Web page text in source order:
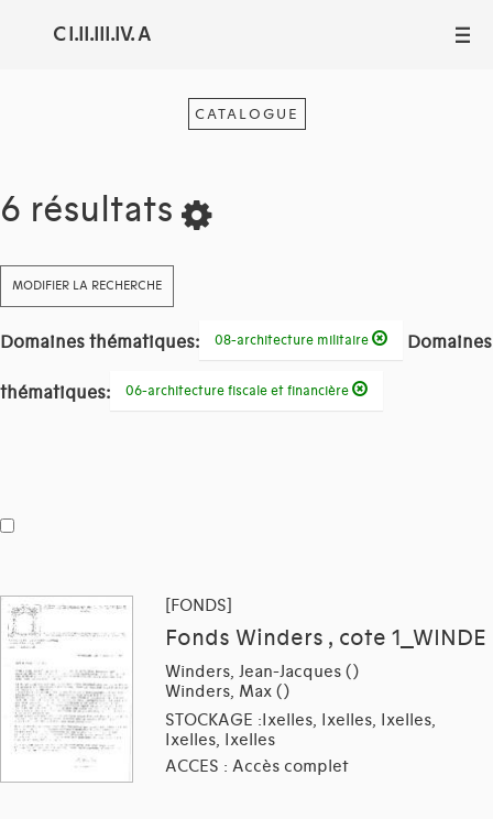
C I.II.III.IV. A III
CATALOGUE
6 résultats
MODIFIER LA RECHERCHE
Domaines thématiques: 08-architecture militaire Domaines
thématiques: 06-architecture fiscale et financière
[FONDS]
Fonds Winders , cote 1_WINDE
Winders, Jean-Jacques ()
Winders, Max ()
STOCKAGE :Ixelles, Ixelles, Ixelles,
Ixelles, Ixelles
ACCES : Accès complet